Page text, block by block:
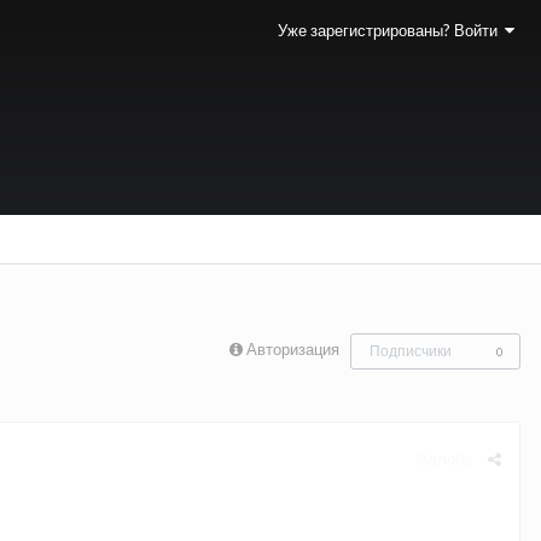
Уже зарегистрированы? Войти
Авторизация Подписчики 0